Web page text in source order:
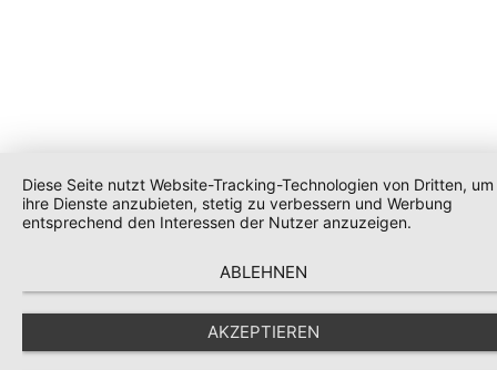
Diese Seite nutzt Website-Tracking-Technologien von Dritten, um
ihre Dienste anzubieten, stetig zu verbessern und Werbung
entsprechend den Interessen der Nutzer anzuzeigen.
ABLEHNEN
AKZEPTIEREN